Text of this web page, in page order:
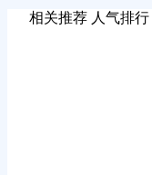
相关推荐 人气排行